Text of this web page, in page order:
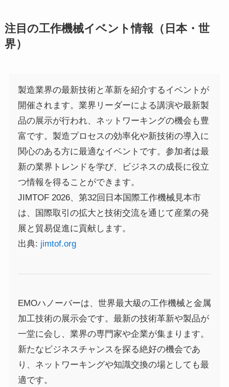
注目の工作機械イベント情報（日本・世
界）
製造業界の最新技術と革新を紹介するイベントが
開催されます。業界リーダーによる講演や最新製
品の展示が行われ、ネットワーキングの機会も豊
富です。製造プロセスの効率化や新技術の導入に
関心のある方に最適なイベントです。参加者は最
新の業界トレンドを学び、ビジネスの成長に役立
つ情報を得ることができます。
JIMTOF 2026、第32回日本国際工作機械見本市
は、国際取引の拡大と技術交流を通じて産業の発
展と貿易促進に貢献します。
出典: jimtof.org
EMOハノーバーは、世界最大級の工作機械と金属
加工技術の展示会です。最新の技術革新や製品が
一堂に会し、業界の専門家や企業が集まります。
新たなビジネスチャンスを探る絶好の機会であ
り、ネットワーキングや知識交換の場としても最
適です。